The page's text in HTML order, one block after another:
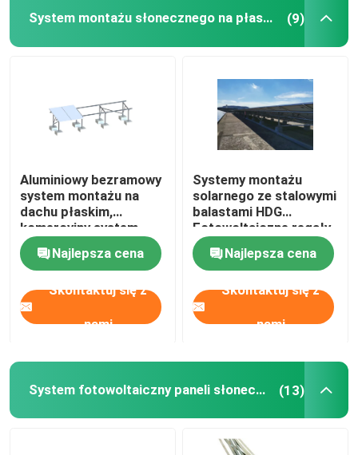
System montażu słonecznego na płaskim dachu (9)
Aluminiowy bezramowy
system montażu na
dachu płaskim,
komercyjny system
mocowania balastu
Najlepsza cena
Skontaktuj się z
nami
Systemy montażu
solarnego ze stalowymi
balastami HDG
Fotowoltaiczne regały
dachowe z płaskim
dachemNajlepsza cena
Skontaktuj się z
nami
System fotowoltaiczny paneli słonecznych (13)